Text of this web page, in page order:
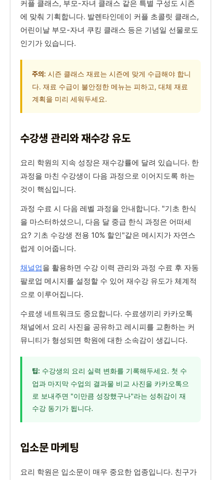
커플 클래스, 부모-자녀 클래스 같은 특별 구성도 시즌
에 맞춰 기획합니다. 발렌타인데이 커플 초콜릿 클래스,
어린이날 부모-자녀 쿠킹 클래스 등은 기념일 선물로도
인기가 있습니다.
주의: 시즌 클래스 재료는 시즌에 맞게 수급해야 합니
다. 재료 수급이 불안정한 메뉴는 피하고, 대체 재료
계획을 미리 세워두세요.
수강생 관리와 재수강 유도
요리 학원의 지속 성장은 재수강률에 달려 있습니다. 한
과정을 마친 수강생이 다음 과정으로 이어지도록 하는
것이 핵심입니다.
과정 수료 시 다음 레벨 과정을 안내합니다. "기초 한식
을 마스터하셨으니, 다음 달 중급 한식 과정은 어떠세
요? 기초 수강생 전용 10% 할인"같은 메시지가 자연스
럽게 이어줍니다.
채널업을 활용하면 수강 이력 관리와 과정 수료 후 자동
팔로업 메시지를 설정할 수 있어 재수강 유도가 체계적
으로 이루어집니다.
수료생 네트워크도 중요합니다. 수료생끼리 카카오톡
채널에서 요리 사진을 공유하고 레시피를 교환하는 커
뮤니티가 형성되면 학원에 대한 소속감이 생깁니다.
팁: 수강생의 요리 실력 변화를 기록해두세요. 첫 수
업과 마지막 수업의 결과물 비교 사진을 카카오톡으
로 보내주면 "이만큼 성장했구나"라는 성취감이 재
수강 동기가 됩니다.
입소문 마케팅
요리 학원은 입소문이 매우 중요한 업종입니다. 친구가